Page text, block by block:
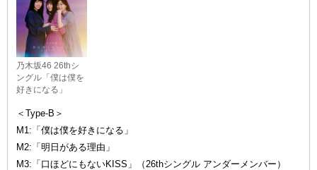
乃木坂46 26thシ
ングル「僕は僕を
好きになる」
＜Type-B＞
M1:「僕は僕を好きになる」
M2:「明日がある理由」
M3:「口ほどにもないKISS」（26thシングル アンダーメンバー）